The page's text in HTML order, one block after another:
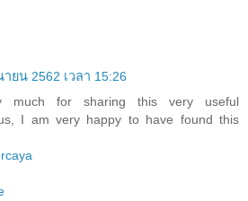
ยน 2562 เวลา 15:26
much for sharing this very useful
I am very happy to have found this